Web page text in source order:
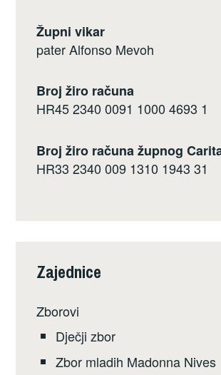
Župni vikar
pater Alfonso Mevoh
Broj žiro računa
HR45 2340 0091 1000 4693 1
Broj žiro računa župnog
HR33 2340 009 1310 1943 31
Zajednice
Zborovi
Dječji zbor
Zbor mladih Madonna Nives